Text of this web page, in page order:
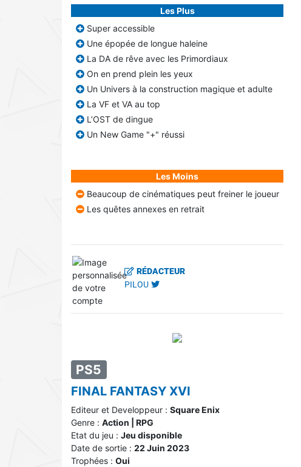
Les Plus
Super accessible
Une épopée de longue haleine
La DA de rêve avec les Primordiaux
On en prend plein les yeux
Un Univers à la construction magique et adulte
La VF et VA au top
L’OST de dingue
Un New Game "+" réussi
Les Moins
Beaucoup de cinématiques peut freiner le joueur
Les quêtes annexes en retrait
RÉDACTEUR
PILOU
PS5
FINAL FANTASY XVI
Editeur et Developpeur : Square Enix
Genre : Action | RPG
Etat du jeu : Jeu disponible
Date de sortie : 22 Juin 2023
Trophées : Oui